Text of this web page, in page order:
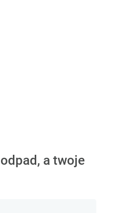
a twoje